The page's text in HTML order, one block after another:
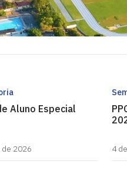
Aluno Especial
2026 4